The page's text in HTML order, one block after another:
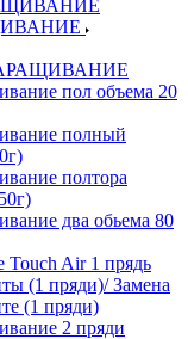
пол объема 20
полный
полтора
два обьема 80
Air 1 прядь
(1 пряди)/ Замена
(1 пряди)
2 пряди